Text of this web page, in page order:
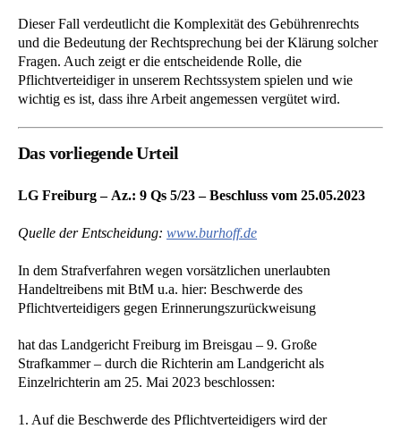
Dieser Fall verdeutlicht die Komplexität des Gebührenrechts
und die Bedeutung der Rechtsprechung bei der Klärung solcher
Fragen. Auch zeigt er die entscheidende Rolle, die
Pflichtverteidiger in unserem Rechtssystem spielen und wie
wichtig es ist, dass ihre Arbeit angemessen vergütet wird.
Das vorliegende Urteil
LG Freiburg – Az.: 9 Qs 5/23 – Beschluss vom 25.05.2023
Quelle der Entscheidung: www.burhoff.de
In dem Strafverfahren wegen vorsätzlichen unerlaubten
Handeltreibens mit BtM u.a. hier: Beschwerde des
Pflichtverteidigers gegen Erinnerungszurückweisung
hat das Landgericht Freiburg im Breisgau – 9. Große
Strafkammer – durch die Richterin am Landgericht als
Einzelrichterin am 25. Mai 2023 beschlossen:
1. Auf die Beschwerde des Pflichtverteidigers wird der